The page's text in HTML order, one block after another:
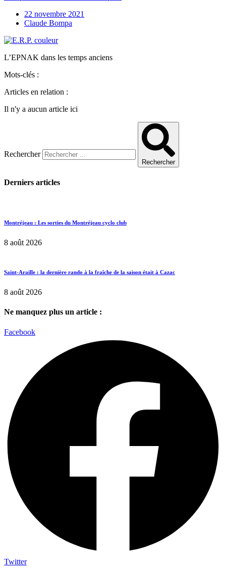
22 novembre 2021
Claude Bompa
L’EPNAK dans les temps anciens
Mots-clés :
Articles en relation :
Il n'y a aucun article ici
Rechercher
Rechercher
Derniers articles
Montréjeau : Les sorties du Montréjeau cyclo club
8 août 2026
Saint-Araille : la dernière rando à la fraîche de la saison était à Cazac
8 août 2026
Ne manquez plus un article :
Facebook
Twitter